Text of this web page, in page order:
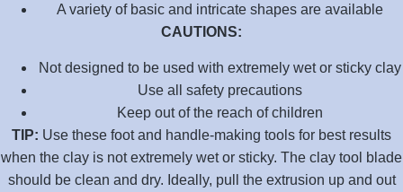
A variety of basic and intricate shapes are available
CAUTIONS:
Not designed to be used with extremely wet or sticky clay
Use all safety precautions
Keep out of the reach of children
TIP: Use these foot and handle-making tools for best results
when the clay is not extremely wet or sticky. The clay tool blade
should be clean and dry. Ideally, pull the extrusion up and out